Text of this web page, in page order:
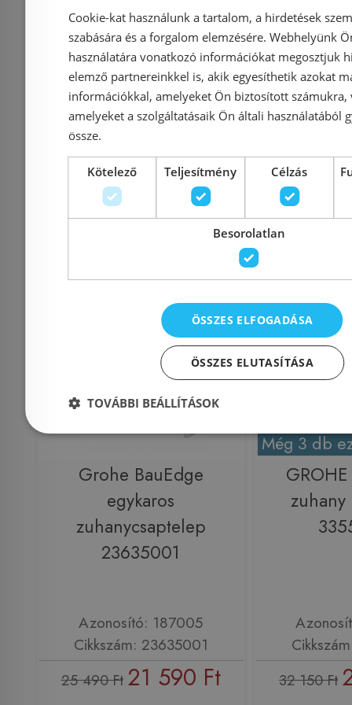
Cosmo zuhanycsaptelep
ACS0206
Azonosító: 165845
Cikkszám: ACS0206
44 900 Ft 42 650 Ft 46 900 Ft
-15%
Grohe BauEdge
egykaros
zuhanycsaptelep
23635001
Azonosító: 187005
Cikkszám: 23635001
25 490 Ft 21 590 Ft
Raktáron
Még 3 db
32 150 Ft
Cookie-kat használunk a tartalom, a hirdetések
szabására és a forgalom elemzésére. Webhelyünk
használatára vonatkozó információkat megosztjuk
elemző partnereinkkel is, akik egyesíthetik azokat
információkkal, amelyeket Ön biztosított számukra,
amelyeket a szolgáltatásaik Ön általi használatából
össze.
Kötelező Teljesítmény Célzás
Besorolatlan
ÖSSZES ELFOGADÁSA
ÖSSZES ELUTASÍTÁSA
TOVÁBBI BEÁLLÍTÁSOK